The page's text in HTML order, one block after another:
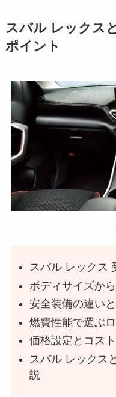
スバル レックス
ポイント
スバル レックス
ボディサイズか
安全装備の違い
燃費性能で選ぶ
価格設定とコス
スバル レックス
説